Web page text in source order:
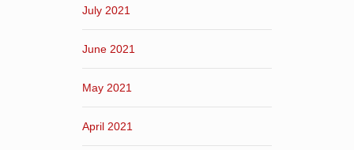
July 2021
June 2021
May 2021
April 2021